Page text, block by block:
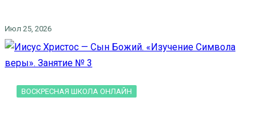
Июл 25, 2026
ВОСКРЕСНАЯ ШКОЛА ОНЛАЙН